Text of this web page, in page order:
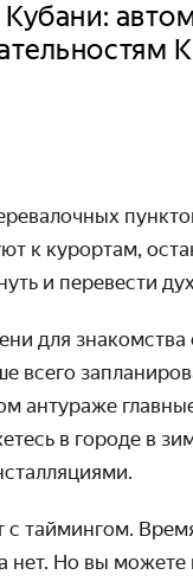
к курортам,
и перевести
для
антураже
в городе в
таймингом.
нет. Но вы